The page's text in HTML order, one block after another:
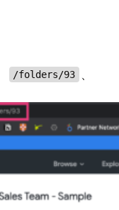
/folders/93 、